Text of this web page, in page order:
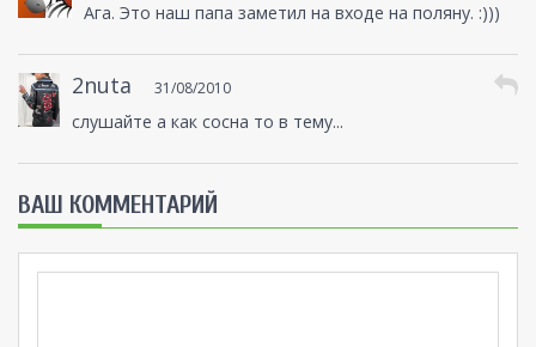
Ага. Это наш папа заметил на входе на поляну. :)))
2nuta 31/08/2010
слушайте а как сосна то в тему...
ВАШ КОММЕНТАРИЙ